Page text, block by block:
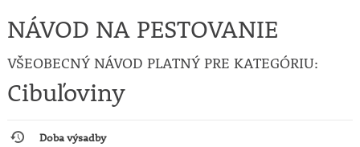
NÁVOD NA PESTOVANIE
VŠEOBECNÝ NÁVOD PLATNÝ PRE KATEGÓRIU:
Cibuľoviny
Doba výsadby